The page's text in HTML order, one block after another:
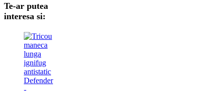
Te-ar putea
interesa si: